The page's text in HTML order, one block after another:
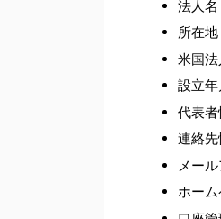
法人名
所在地
米国
設立年
代表者
連絡先
メー
ホー